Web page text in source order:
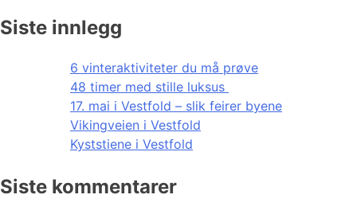
Siste innlegg
6 vinteraktiviteter du må prøve
48 timer med stille luksus
17. mai i Vestfold – slik feirer byene
Vikingveien i Vestfold
Kyststiene i Vestfold
Siste kommentarer